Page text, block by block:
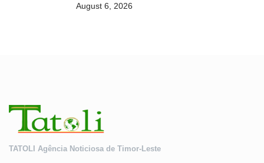
Maratona Internacional de 2026
August 6, 2026
TATOLI Agência Noticiosa de Timor-Leste